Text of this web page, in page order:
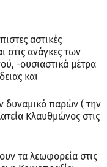
αστικές
στις ανάγκες των
-ουσιαστικά μέτρα
και
δυναμικό παρών ( την
Κλαυθμώνος στις
τα λεωφορεία στις